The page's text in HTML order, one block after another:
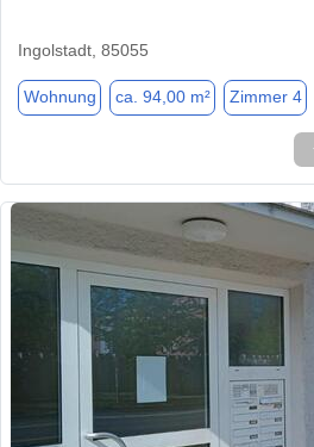
Ingolstadt, 85055
Wohnung ca. 94,00 m² Zimmer 4